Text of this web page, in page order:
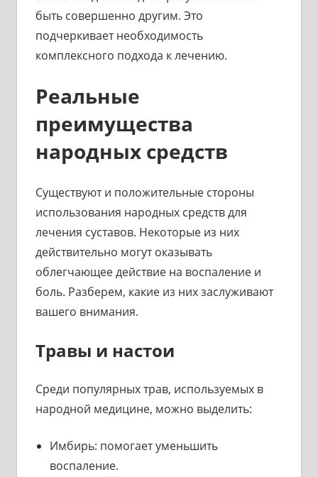
быть совершенно другим. Это
подчеркивает необходимость
комплексного подхода к лечению.
Реальные
преимущества
народных средств
Существуют и положительные стороны
использования народных средств для
лечения суставов. Некоторые из них
действительно могут оказывать
облегчающее действие на воспаление и
боль. Разберем, какие из них заслуживают
вашего внимания.
Травы и настои
Среди популярных трав, используемых в
народной медицине, можно выделить:
Имбирь: помогает уменьшить
воспаление.